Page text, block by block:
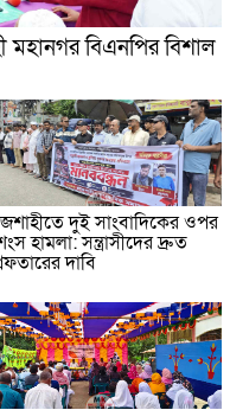
মহানগর বিএনপির বিশাল
দুই সাংবাদিকের ওপর
হামলা: সন্ত্রাসীদের দ্রুত
দাবি